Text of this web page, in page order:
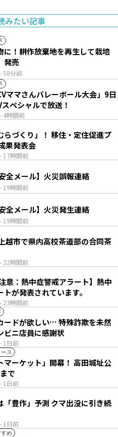
みたい記事
- 58分前
に！耕作放棄地を再生して栽培
発売
- 4時間前
ママさんバレーボール大会」9日
ペシャルで放送！
- 17時間前
らづくり」！ 移住・定住促進プ
果発表会
- 19時間前
全メール】火災誤報連絡
- 19時間前
全メール】火災発生連絡
- 22時間前
越市で県内高校茶道部の合同茶
- 23時間前
意：熱中症警戒アラート】熱中
が発表されています。
- 1日前
ードが欲しい… 特殊詐欺を未然
ビニ店員に感謝状
ス
- 1日前
マーケット」開幕！ 高田城址公
で
- 1日前
予測 クマ出没に引き続
すめ